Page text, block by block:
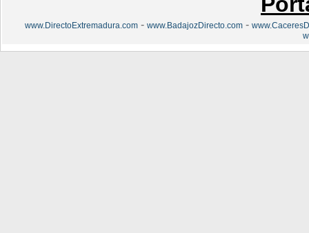
www.DirectoExtremadura.com - www.BadajozDirecto.com -